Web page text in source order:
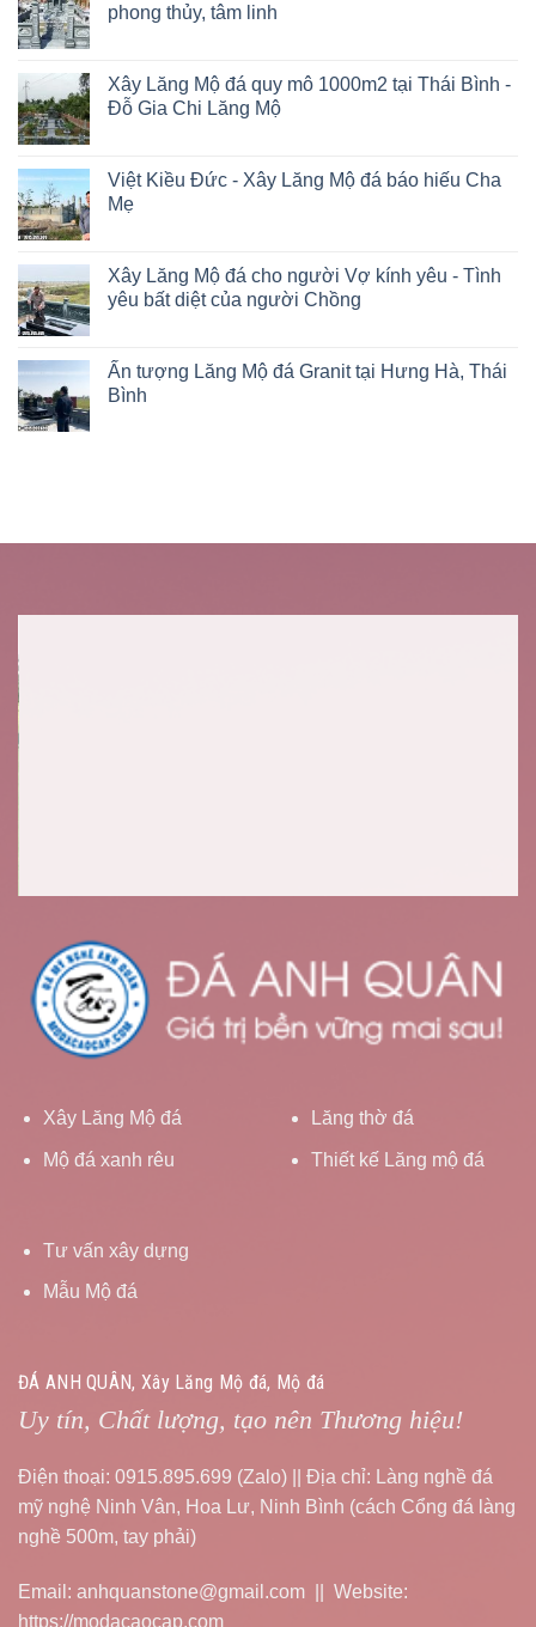
phong thủy, tâm linh
Xây Lăng Mộ đá quy mô 1000m2 tại Thái Bình -
Đỗ Gia Chi Lăng Mộ
Việt Kiều Đức - Xây Lăng Mộ đá báo hiếu Cha
Mẹ
Xây Lăng Mộ đá cho người Vợ kính yêu - Tình
yêu bất diệt của người Chồng
Ấn tượng Lăng Mộ đá Granit tại Hưng Hà, Thái
Bình
Xây Lăng Mộ đá
Mộ đá xanh rêu
Lăng thờ đá
Thiết kế Lăng mộ đá
Tư vấn xây dựng
Mẫu Mộ đá
ĐÁ ANH QUÂN, Xây Lăng Mộ đá, Mộ đá
Uy tín, Chất lượng, tạo nên Thương hiệu!
Điện thoại: 0915.895.699 (Zalo) || Địa chỉ: Làng nghề đá
mỹ nghệ Ninh Vân, Hoa Lư, Ninh Bình (cách Cổng đá làng
nghề 500m, tay phải)
Email: anhquanstone@gmail.com || Website:
https://modacaocap.com